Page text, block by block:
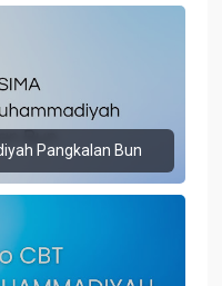
Pangkalan Bun